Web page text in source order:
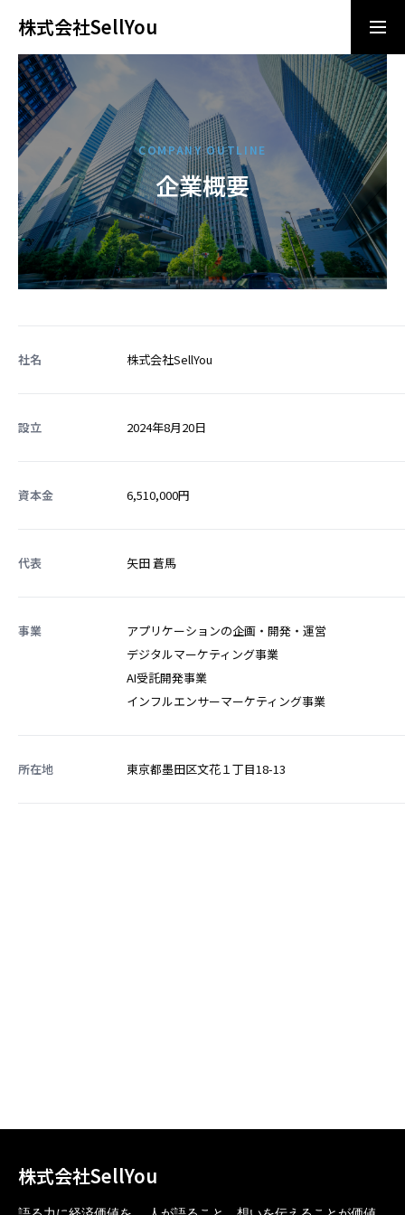
株式会社SellYou
導入相談 お問い合わせ
ビジョン/ミッション
サービス
企業情報
採用情報
COMPANY OUTLINE
企業概要
社名 株式会社SellYou
設立 2024年8月20日
資本金 6,510,000円
代表 矢田 蒼馬
事業
アプリケーションの企画・開発・運営
デジタルマーケティング事業
AI受託開発事業
インフルエンサーマーケティング事業
所在地 東京都墨田区文花１丁目18-13
株式会社SellYou